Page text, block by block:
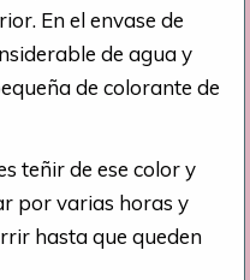
En el envase de
de agua y
de colorante de
teñir de ese color y
por varias horas y
hasta que queden